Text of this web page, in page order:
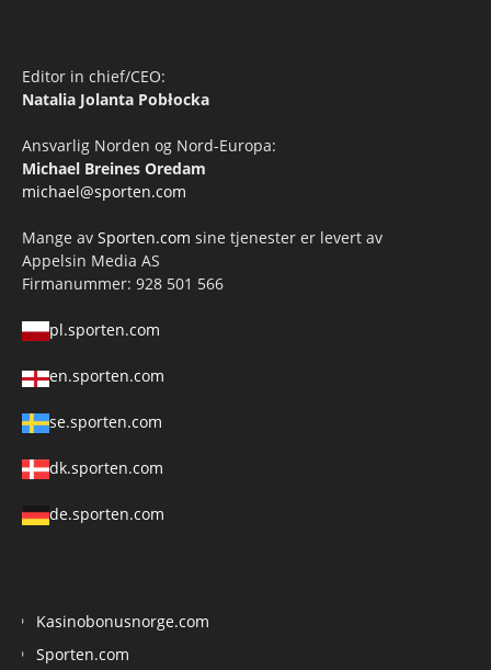
Editor in chief/CEO:
Natalia Jolanta Pobłocka
Ansvarlig Norden og Nord-Europa:
Michael Breines Oredam
michael@sporten.com
Mange av Sporten.com sine tjenester er levert av
Appelsin Media AS
Firmanummer: 928 501 566
pl.sporten.com
en.sporten.com
se.sporten.com
dk.sporten.com
de.sporten.com
Kasinobonusnorge.com
Sporten.com